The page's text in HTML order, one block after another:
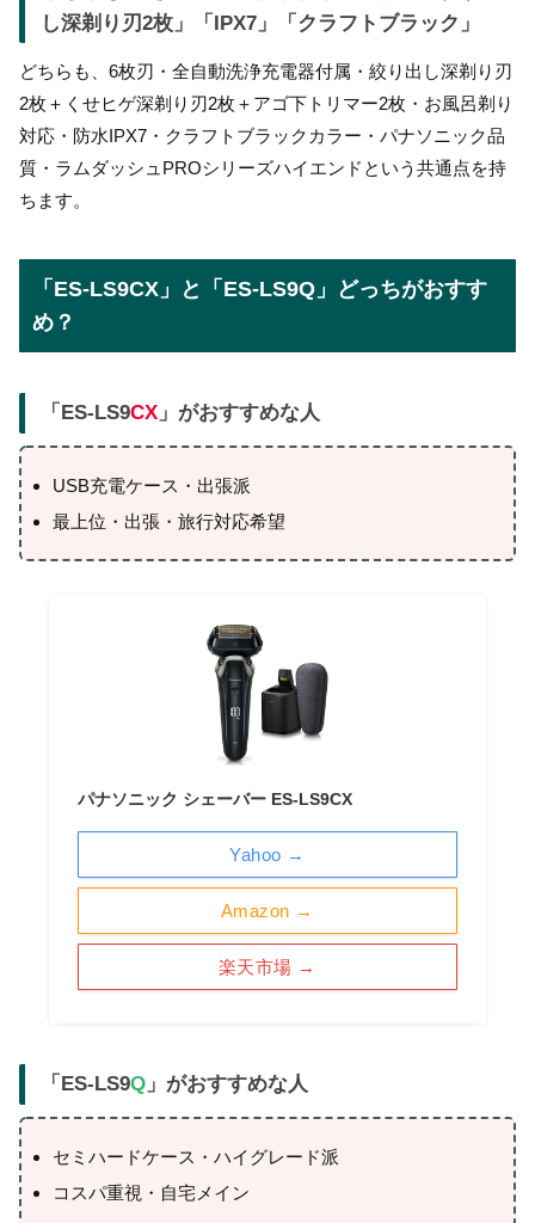
し深剃り刃2枚」「IPX7」「クラフトブラック」
どちらも、6枚刃・全自動洗浄充電器付属・絞り出し深剃り刃
2枚＋くせヒゲ深剃り刃2枚＋アゴ下トリマー2枚・お風呂剃り
対応・防水IPX7・クラフトブラックカラー・パナソニック品
質・ラムダッシュPROシリーズハイエンドという共通点を持
ちます。
「ES-LS9CX」と「ES-LS9Q」どっちがおすす
め？
「ES-LS9CX 」がおすすめな人
USB充電ケース・出張派
最上位・出張・旅行対応希望
パナソニック シェーバー ES-LS9CX
Amazon →
楽天市場 →
Yahoo →
「ES-LS9Q 」がおすすめな人
セミハードケース・ハイグレード派
コスパ重視・自宅メイン